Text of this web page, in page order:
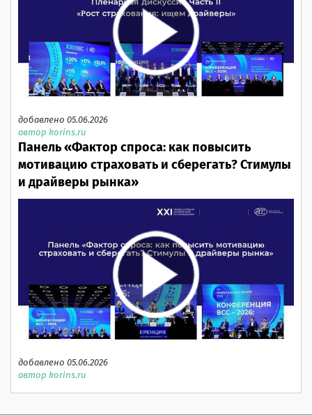
добавлено 05.06.2026
автор korins.ru
Панель «Фактор спроса: как повысить
мотивацию страховать и сберегать? Стимулы
и драйверы рынка»
добавлено 05.06.2026
автор korins.ru